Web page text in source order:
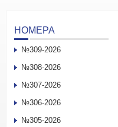
НОМЕРА
№309-2026
№308-2026
№307-2026
№306-2026
№305-2026